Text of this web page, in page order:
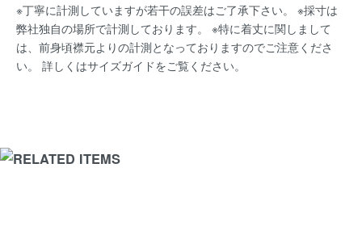
※丁寧に計測していますが若干の誤差はご了承下さい。 ※採寸は
弊社独自の場所で計測しております。 ※特に着丈に関しまして
は、前身頃襟元よりの計測となっておりますのでご注意くださ
い。 詳しくはサイズガイドをご覧ください。